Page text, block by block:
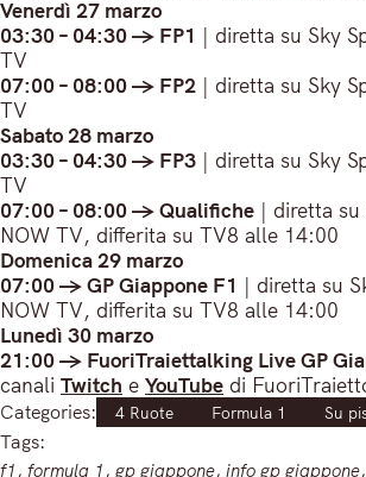
Venerdì 27 marzo
03:30 – 04:30 -> FP1 | diretta su Sky
TV
07:00 – 08:00 -> FP2 | diretta su Sky
TV
Sabato 28 marzo
03:30 – 04:30 -> FP3 | diretta su Sky
TV
07:00 – 08:00 -> Qualifiche | diretta su
NOW TV, differita su TV8 alle 14:00
Domenica 29 marzo
07:00 -> GP Giappone F1 | diretta su
NOW TV, differita su TV8 alle 14:00
Lunedì 30 marzo
21:00 -> FuoriTraiettalking Live GP
canali Twitch e YouTube di
Categories: 4 Ruote Formula 1 Su
Tags:
f1 , formula 1 , gp giappone, info gp giappone,